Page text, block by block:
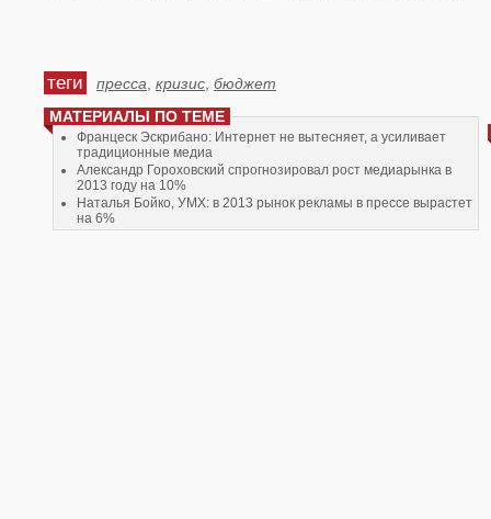
теги пресса кризис бюджет
МАТЕРИАЛЫ ПО ТЕМЕ
Францеск Эскрибано: Интернет не вытесняет, а усиливает
традиционные медиа
Александр Гороховский спрогнозировал рост медиарынка в
2013 году на 10%
Наталья Бойко, УМХ: в 2013 рынок рекламы в прессе вырастет
на 6%